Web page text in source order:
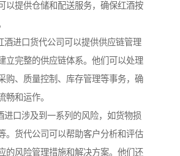
以提供仓储和配送服务，确保红酒按
酒进口货代公司可以提供供应链管理
立完整的供应链体系。他们可以处理
购、质量控制、库存管理等事务，确
畅和运作。
进口涉及到一系列的风险，如货物损
。货代公司可以帮助客户分析和评估
的风险管理措施和解决方案。他们还